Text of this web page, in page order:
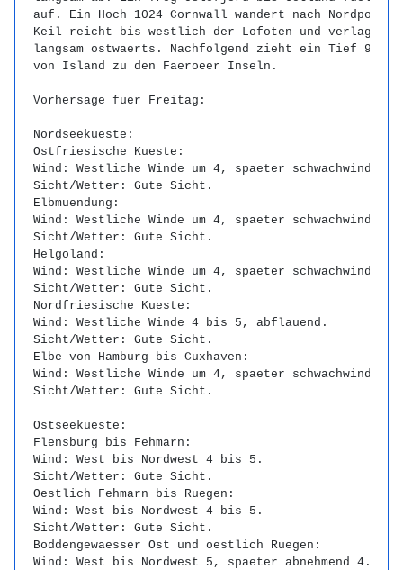
auf. Ein Hoch 1024 Cornwall wandert nach
Keil reicht bis westlich der Lofoten und verlagert
langsam ostwaerts. Nachfolgend zieht ein Tief 996
von Island zu den Faeroeer Inseln.
Vorhersage fuer Freitag:
Nordseekueste:
Ostfriesische Kueste:
Wind: Westliche Winde um 4, spaeter schwachwindig.
Sicht/Wetter: Gute Sicht.
Elbmuendung:
Wind: Westliche Winde um 4, spaeter schwachwindig.
Sicht/Wetter: Gute Sicht.
Helgoland:
Wind: Westliche Winde um 4, spaeter schwachwindig.
Sicht/Wetter: Gute Sicht.
Nordfriesische Kueste:
Wind: Westliche Winde 4 bis 5, abflauend.
Sicht/Wetter: Gute Sicht.
Elbe von Hamburg bis Cuxhaven:
Wind: Westliche Winde um 4, spaeter schwachwindig.
Sicht/Wetter: Gute Sicht.
Ostseekueste:
Flensburg bis Fehmarn:
Wind: West bis Nordwest 4 bis 5.
Sicht/Wetter: Gute Sicht.
Oestlich Fehmarn bis Ruegen:
Wind: West bis Nordwest 4 bis 5.
Sicht/Wetter: Gute Sicht.
Boddengewaesser Ost und oestlich Ruegen:
Wind: West bis Nordwest 5, spaeter abnehmend 4.